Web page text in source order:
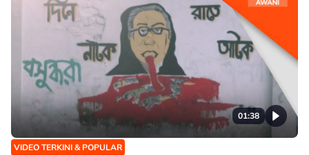
01:38
VIDEO TERKINI & POPULAR